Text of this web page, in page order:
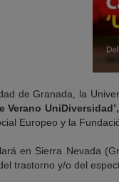
de Granada, la
Verano UniDiversidad’,
Europeo y la
en Sierra Nevada
trastorno y/o del